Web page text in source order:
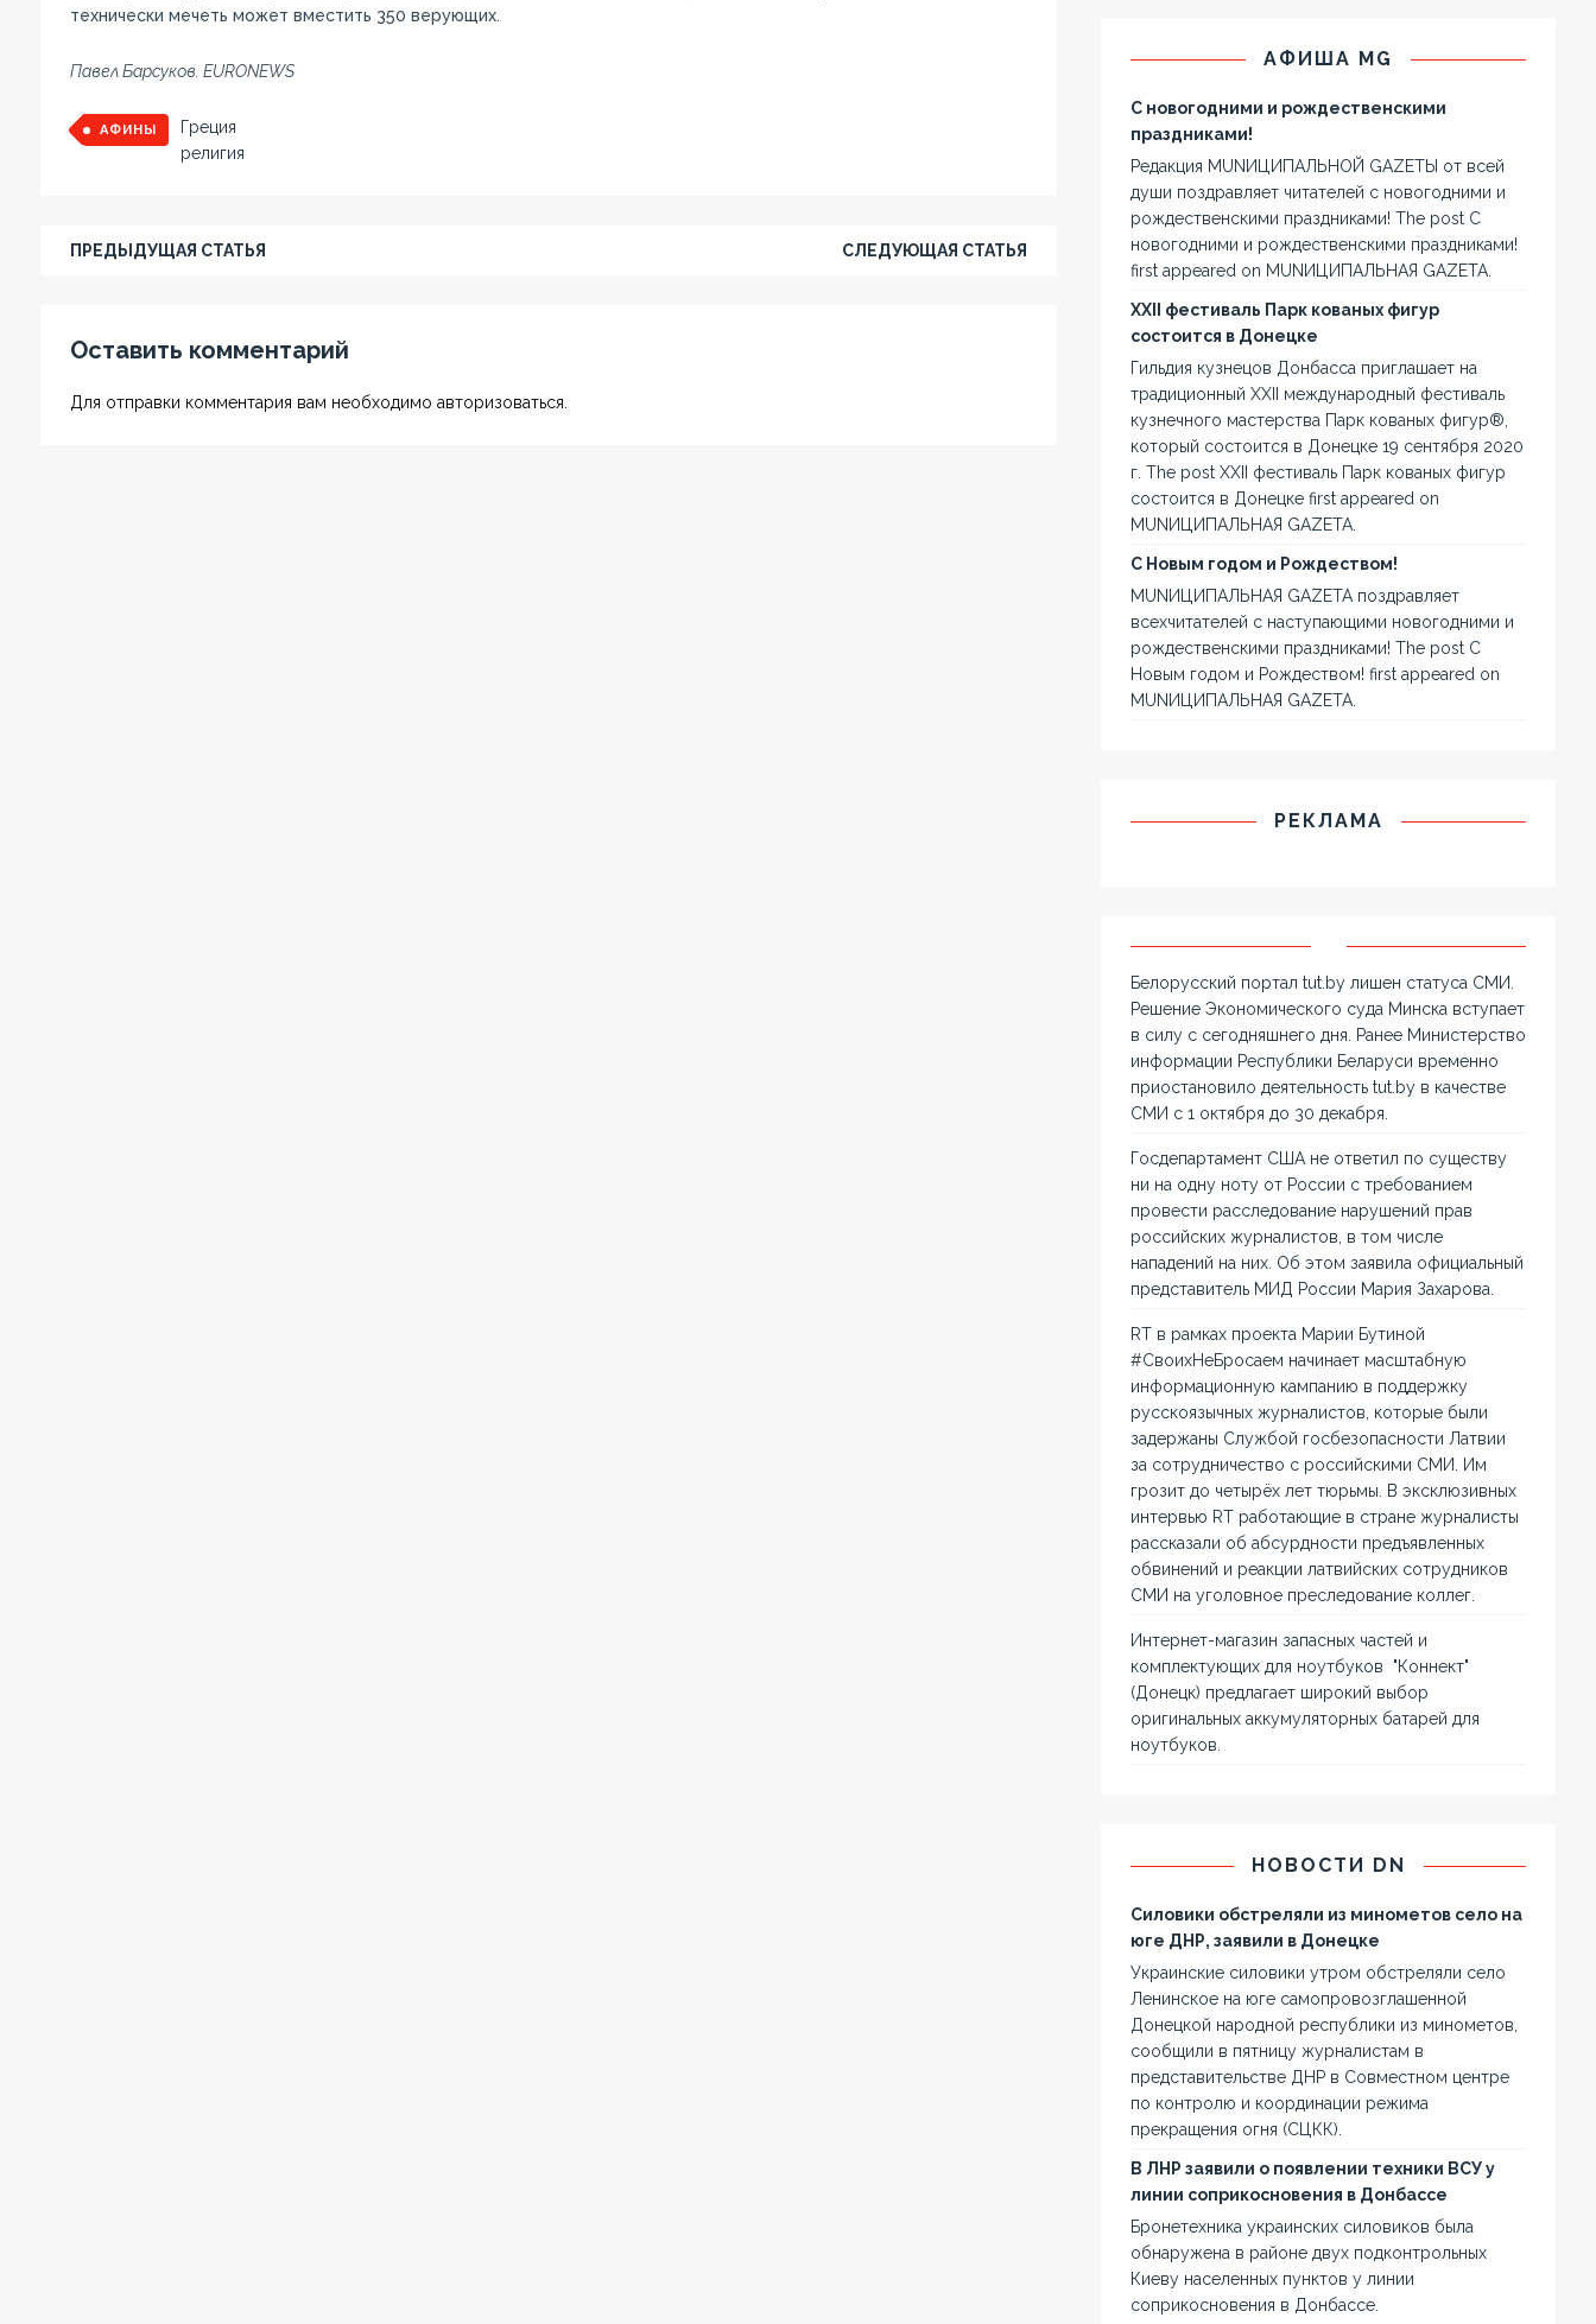
технически мечеть может вместить 350 верующих.
Павел Барсуков. EURONEWS
АФИНЫ
Греция
религия
ПРЕДЫДУЩАЯ СТАТЬЯ СЛЕДУЮЩАЯ СТАТЬЯ
Оставить комментарий
Для отправки комментария вам необходимо авторизоваться.
АФИША MG
С новогодними и рождественскими
праздниками!
Редакция MUNИЦИПАЛЬНОЙ GAZЕТЫ от всей
души поздравляет читателей с новогодними и
рождественскими праздниками! The post С
новогодними и рождественскими праздниками!
first appeared on MUNИЦИПАЛЬНАЯ GAZЕТА.
XXII фестиваль Парк кованых фигур
состоится в Донецке
Гильдия кузнецов Донбасса приглашает на
традиционный XXII международный фестиваль
кузнечного мастерства Парк кованых фигур®,
который состоится в Донецке 19 сентября 2020
г. The post XXII фестиваль Парк кованых фигур
состоится в Донецке first appeared on
MUNИЦИПАЛЬНАЯ GAZЕТА.
С Новым годом и Рождеством!
MUNИЦИПАЛЬНАЯ GAZЕТА поздравляет
всехчитателей с наступающими новогодними и
рождественскими праздниками! The post С
Новым годом и Рождеством! first appeared on
MUNИЦИПАЛЬНАЯ GAZЕТА.
РЕКЛАМА
Белорусский портал tut.by лишен статуса СМИ.
Решение Экономического суда Минска вступает
в силу с сегодняшнего дня. Ранее Министерство
информации Республики Беларуси временно
приостановило деятельность tut.by в качестве
СМИ с 1 октября до 30 декабря.
Госдепартамент США не ответил по существу
ни на одну ноту от России с требованием
провести расследование нарушений прав
российских журналистов, в том числе
нападений на них. Об этом заявила официальный
представитель МИД России Мария Захарова.
RT в рамках проекта Марии Бутиной
#СвоихНеБросаем начинает масштабную
информационную кампанию в поддержку
русскоязычных журналистов, которые были
задержаны Службой госбезопасности Латвии
за сотрудничество с российскими СМИ. Им
грозит до четырёх лет тюрьмы. В эксклюзивных
интервью RT работающие в стране журналисты
рассказали об абсурдности предъявленных
обвинений и реакции латвийских сотрудников
СМИ на уголовное преследование коллег.
Интернет-магазин запасных частей и
комплектующих для ноутбуков "Коннект"
(Донецк) предлагает широкий выбор
оригинальных аккумуляторных батарей для
ноутбуков.
НОВОСТИ DN
Силовики обстреляли из минометов село на
юге ДНР, заявили в Донецке
Украинские силовики утром обстреляли село
Ленинское на юге самопровозглашенной
Донецкой народной республики из минометов,
сообщили в пятницу журналистам в
представительстве ДНР в Совместном центре
по контролю и координации режима
прекращения огня (СЦКК).
В ЛНР заявили о появлении техники ВСУ у
линии соприкосновения в Донбассе
Бронетехника украинских силовиков была
обнаружена в районе двух подконтрольных
Киеву населенных пунктов у линии
соприкосновения в Донбассе.